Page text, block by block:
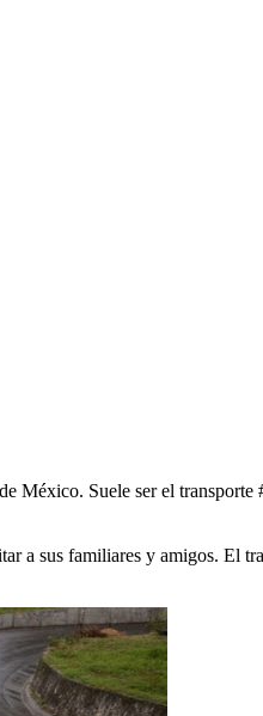
México. Suele ser el
a sus familiares y amigos. El